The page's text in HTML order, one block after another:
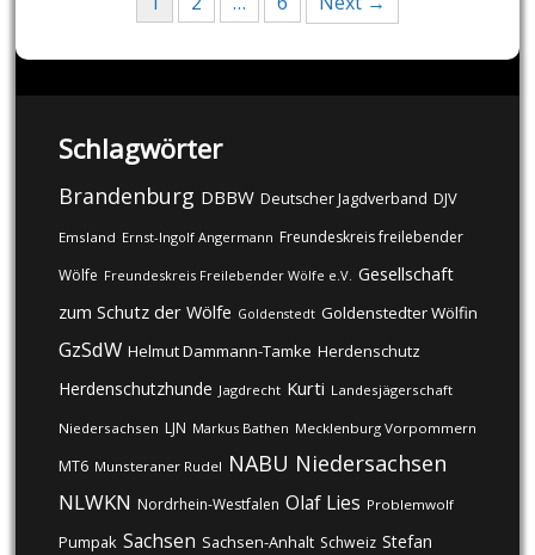
navigation
Schlagwörter
Brandenburg DBBW Deutscher Jagdverband DJV
Emsland Ernst-Ingolf Angermann Freundeskreis freilebender
Wölfe Freundeskreis Freilebender Wölfe e.V. Gesellschaft
zum Schutz der Wölfe Goldenstedt Goldenstedter Wölfin
GzSdW Helmut Dammann-Tamke Herdenschutz
Herdenschutzhunde Jagdrecht Kurti Landesjägerschaft
Niedersachsen LJN Markus Bathen Mecklenburg Vorpommern
MT6 Munsteraner Rudel NABU Niedersachsen
NLWKN Nordrhein-Westfalen Olaf Lies Problemwolf
Pumpak Sachsen Sachsen-Anhalt Schweiz Stefan